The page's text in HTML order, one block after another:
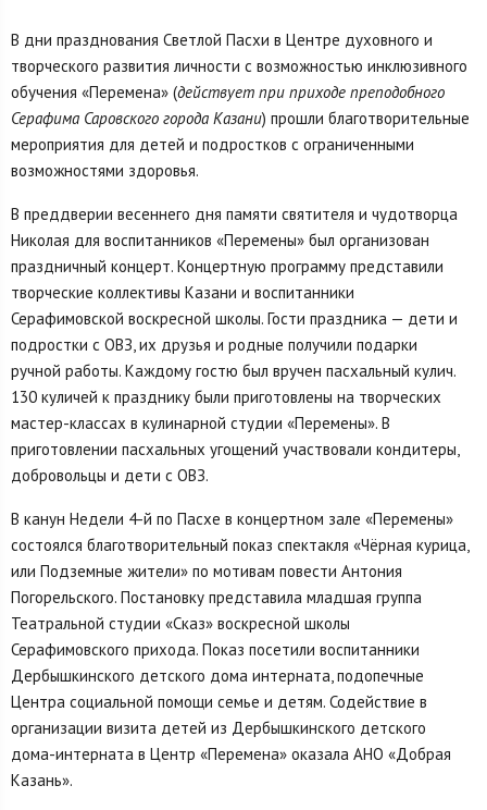
В дни празднования Светлой Пасхи в Центре духовного и
творческого развития личности с возможностью инклюзивного
обучения «Перемена» (действует при приходе преподобного
Серафима Саровского города Казани) прошли благотворительные
мероприятия для детей и подростков с ограниченными
возможностями здоровья.
В преддверии весеннего дня памяти святителя и чудотворца
Николая для воспитанников «Перемены» был организован
праздничный концерт. Концертную программу представили
творческие коллективы Казани и воспитанники
Серафимовской воскресной школы. Гости праздника — дети и
подростки с ОВЗ, их друзья и родные получили подарки
ручной работы. Каждому гостю был вручен пасхальный кулич.
130 куличей к празднику были приготовлены на творческих
мастер-классах в кулинарной студии «Перемены». В
приготовлении пасхальных угощений участвовали кондитеры,
добровольцы и дети с ОВЗ.
В канун Недели 4-й по Пасхе в концертном зале «Перемены»
состоялся благотворительный показ спектакля «Чёрная курица,
или Подземные жители» по мотивам повести Антония
Погорельского. Постановку представила младшая группа
Театральной студии «Сказ» воскресной школы
Серафимовского прихода. Показ посетили воспитанники
Дербышкинского детского дома интерната, подопечные
Центра социальной помощи семье и детям. Содействие в
организации визита детей из Дербышкинского детского
дома-интерната в Центр «Перемена» оказала АНО «Добрая
Казань».